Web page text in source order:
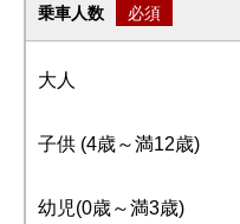
乗車人数 必須
大人
子供 (4歳～満12歳)
幼児(0歳～満3歳)